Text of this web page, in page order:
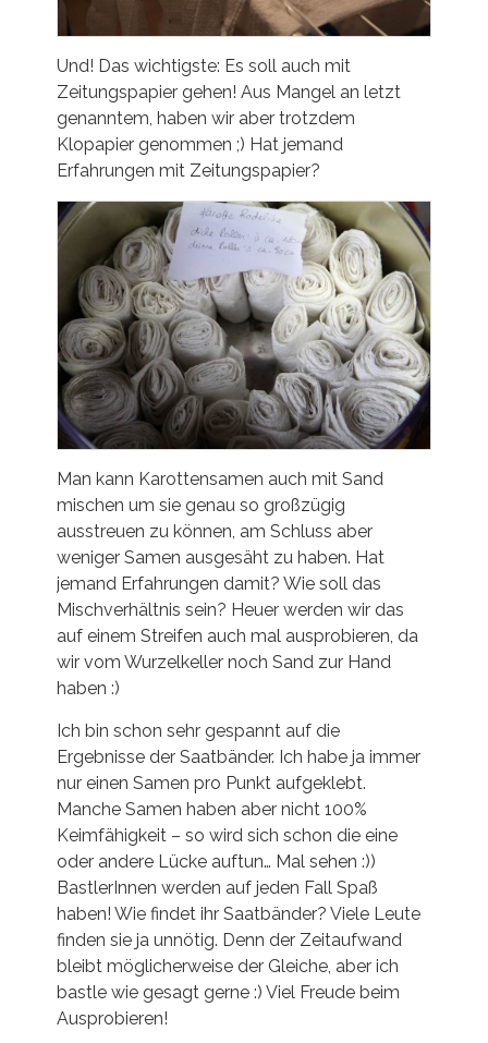
Und! Das wichtigste: Es soll auch mit
Zeitungspapier gehen! Aus Mangel an letzt
genanntem, haben wir aber trotzdem
Klopapier genommen ;) Hat jemand
Erfahrungen mit Zeitungspapier?
Man kann Karottensamen auch mit Sand
mischen um sie genau so großzügig
ausstreuen zu können, am Schluss aber
weniger Samen ausgesäht zu haben. Hat
jemand Erfahrungen damit? Wie soll das
Mischverhältnis sein? Heuer werden wir das
auf einem Streifen auch mal ausprobieren, da
wir vom Wurzelkeller noch Sand zur Hand
haben :)
Ich bin schon sehr gespannt auf die
Ergebnisse der Saatbänder. Ich habe ja immer
nur einen Samen pro Punkt aufgeklebt.
Manche Samen haben aber nicht 100%
Keimfähigkeit – so wird sich schon die eine
oder andere Lücke auftun… Mal sehen :))
BastlerInnen werden auf jeden Fall Spaß
haben! Wie findet ihr Saatbänder? Viele Leute
finden sie ja unnötig. Denn der Zeitaufwand
bleibt möglicherweise der Gleiche, aber ich
bastle wie gesagt gerne :) Viel Freude beim
Ausprobieren!